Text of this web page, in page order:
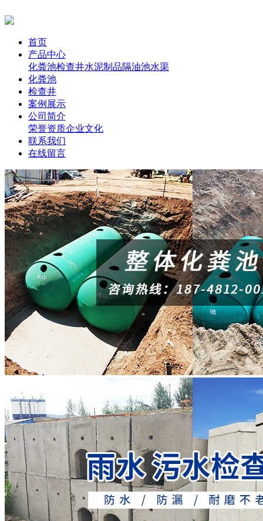
首页
产品中心
化粪池检查井水泥制品隔油池水渠
化粪池
检查井
案例展示
公司简介
荣誉资质企业文化
联系我们
在线留言